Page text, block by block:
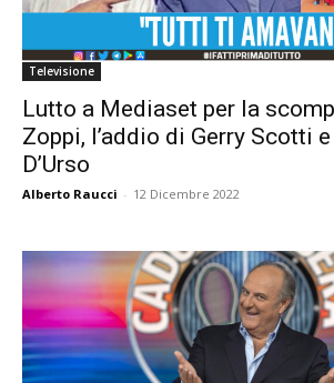
Televisione
Lutto a Mediaset per la
Zoppi, l’addio di Gerry Scotti
D’Urso
Alberto Raucci - 12 Dicembre 2022